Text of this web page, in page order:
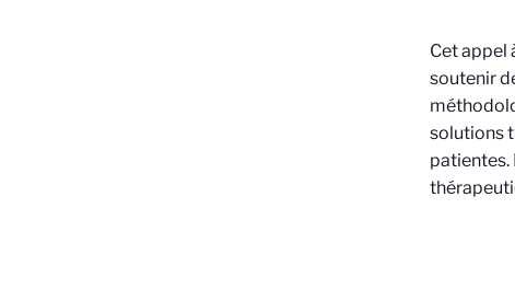
Cet appel
soutenir
solutions
patientes.